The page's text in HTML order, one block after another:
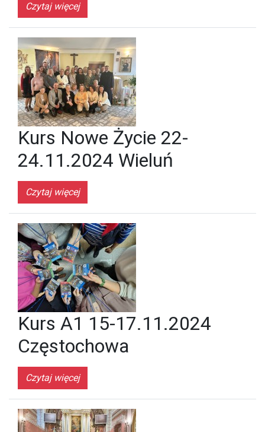
Czytaj więcej
Kurs Nowe Życie 22-
24.11.2024 Wieluń
Czytaj więcej
Kurs A1 15-17.11.2024
Częstochowa
Czytaj więcej